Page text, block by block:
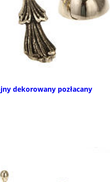
dekorowany pozłacany